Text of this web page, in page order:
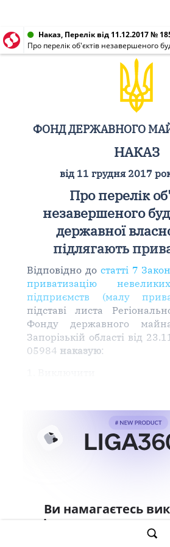
Наказ, Перелік від 11.12.2017 №
ФОНД ДЕРЖАВНОГО
НАКАЗ
від 11 грудня 2017
Про перелік
незавершеного
державної
підлягають
Відповідно до статті 7
приватизацію
підприємств (малу
підставі листа
Фонду державного
Запорізькій області від
05984 наказую:
Ви намагаєтесь
інструменти для
роботи з